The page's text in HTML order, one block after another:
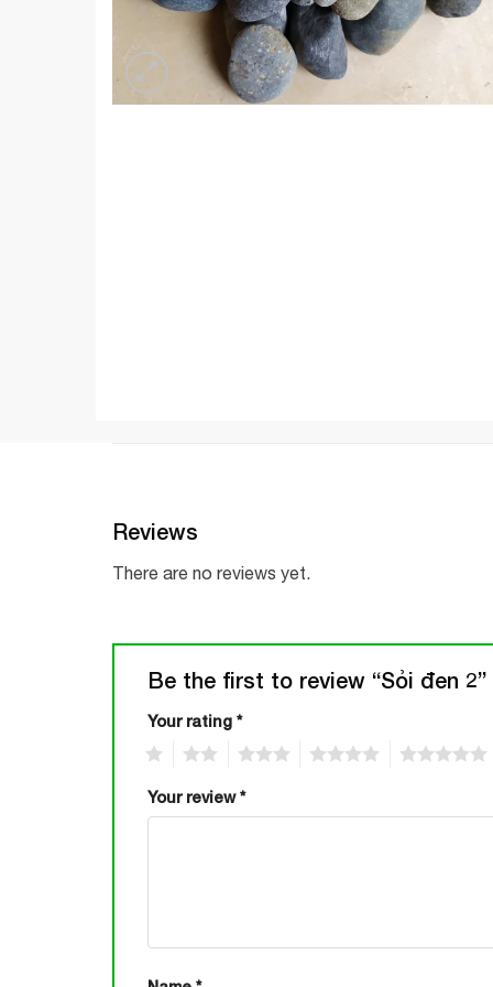
Reviews
There are no reviews yet.
Be the first to review “Sỏi đen 2”
Your rating *
Your review*